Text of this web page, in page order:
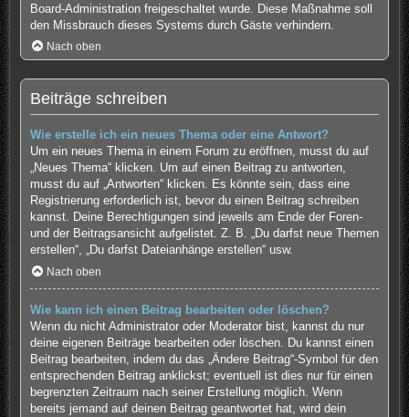
Board-Administration freigeschaltet wurde. Diese Maßnahme soll
den Missbrauch dieses Systems durch Gäste verhindern.
Nach oben
Beiträge schreiben
Wie erstelle ich ein neues Thema oder eine Antwort?
Um ein neues Thema in einem Forum zu eröffnen, musst du auf
„Neues Thema“ klicken. Um auf einen Beitrag zu antworten,
musst du auf „Antworten“ klicken. Es könnte sein, dass eine
Registrierung erforderlich ist, bevor du einen Beitrag schreiben
kannst. Deine Berechtigungen sind jeweils am Ende der Foren-
und der Beitragsansicht aufgelistet. Z. B. „Du darfst neue Themen
erstellen“, „Du darfst Dateianhänge erstellen“ usw.
Nach oben
Wie kann ich einen Beitrag bearbeiten oder löschen?
Wenn du nicht Administrator oder Moderator bist, kannst du nur
deine eigenen Beiträge bearbeiten oder löschen. Du kannst einen
Beitrag bearbeiten, indem du das „Ändere Beitrag“-Symbol für den
entsprechenden Beitrag anklickst; eventuell ist dies nur für einen
begrenzten Zeitraum nach seiner Erstellung möglich. Wenn
bereits jemand auf deinen Beitrag geantwortet hat, wird dein